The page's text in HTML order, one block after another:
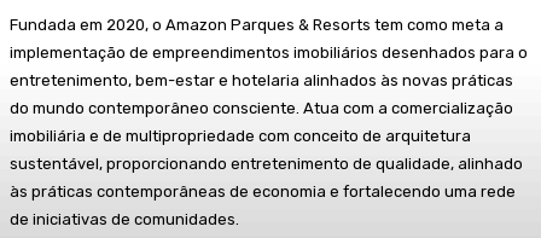
Fundada em 2020, o Amazon Parques & Resorts tem como meta a
implementação de empreendimentos imobiliários desenhados para o
entretenimento, bem-estar e hotelaria alinhados às novas práticas
do mundo contemporâneo consciente. Atua com a comercialização
imobiliária e de multipropriedade com conceito de arquitetura
sustentável, proporcionando entretenimento de qualidade, alinhado
às práticas contemporâneas de economia e fortalecendo uma rede
de iniciativas de comunidades.